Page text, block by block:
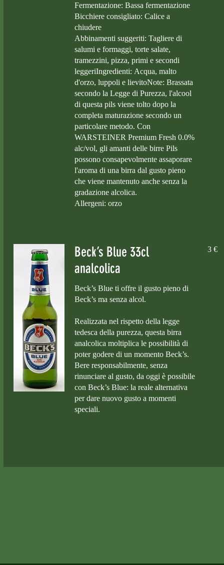
Fermentazione: Bassa fermentazione
Bicchiere consigliato: Calice a
chiudere
Abbinamenti suggeriti: Tagliere di
salumi e formaggi, torte salate,
tramezzini, pizza, primi e secondi
leggeriIngredienti: Acqua, malto
d'orzo, luppoli e lievitoNote: Brassata
secondo la Legge di Purezza, l'alcool
di questa pils viene tolto dopo la
completa maturazione secondo un
particolare metodo. Con
WARSTEINER Premium Fresh 0.0%
alc/vol, gli amanti delle birre Pils
possono consapevolmente assaporare
l'aroma di una birra dal gusto pieno
che viene mantenuto anche senza la
gradazione alcolica.
Allergeni: orzo
Beck’s Blue 33cl
analcolica
Beck’s Blue ti offre il gusto pieno di
Beck’s ma senza alcol.
Realizzata nel rispetto della legge
tedesca della purezza, questa birra
analcolica moltiplica le possibilità di
poter godere di un momento Beck’s.
Bere responsabilmente, senza
rinunciare al gusto, da oggi è possibile
con Beck’s Blue: la reale alternativa
per dare nuovo gusto a momenti
speciali.
3 €